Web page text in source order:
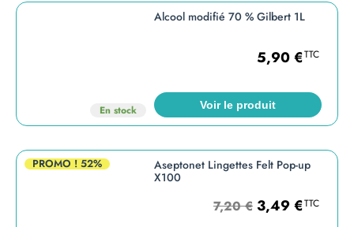
En stock
Alcool modifié 70 % Gilbert 1L
5,90€TTC
Voir le produit
PROMO !52%
Aseptonet Lingettes Felt Pop-up
X100
7,20€ 3,49€TTC